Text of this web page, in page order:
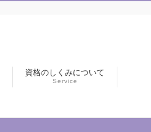
資格のしくみについて
Service